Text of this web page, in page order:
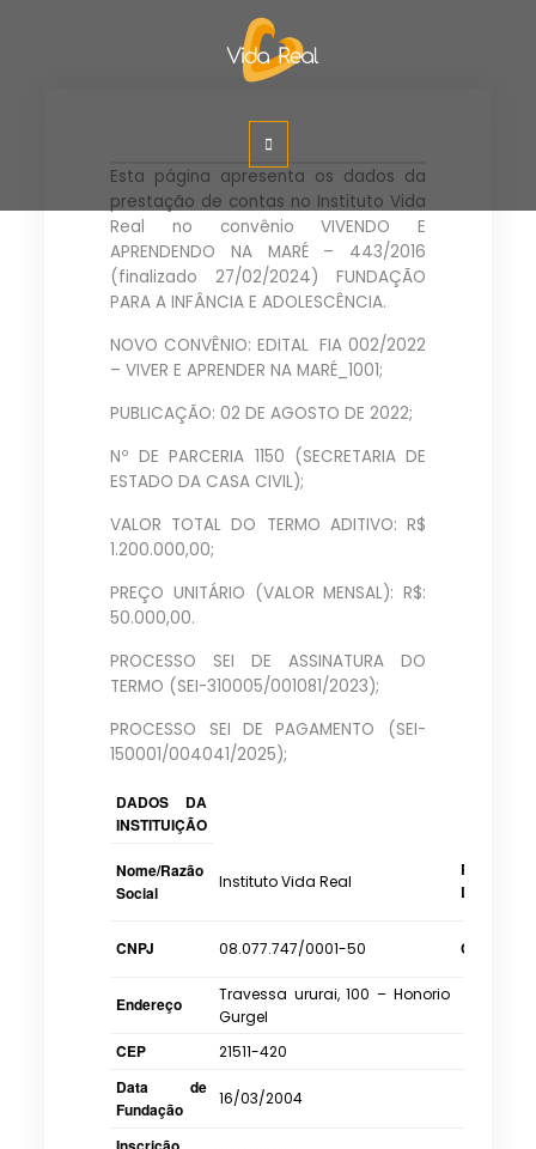
Instituto Vida Real
Esta página apresenta os dados da
prestação de contas no Instituto Vida
Real no convênio VIVENDO E
APRENDENDO NA MARÉ – 443/2016
(finalizado 27/02/2024) FUNDAÇÃO
PARA A INFÂNCIA E ADOLESCÊNCIA.
NOVO CONVÊNIO: EDITAL FIA 002/2022
– VIVER E APRENDER NA MARÉ_1001;
PUBLICAÇÃO: 02 DE AGOSTO DE 2022;
Nº DE PARCERIA 1150 (SECRETARIA DE
ESTADO DA CASA CIVIL);
VALOR TOTAL DO TERMO ADITIVO: R$
1.200.000,00;
PREÇO UNITÁRIO (VALOR MENSAL): R$:
50.000,00.
PROCESSO SEI DE ASSINATURA DO
TERMO (SEI-310005/001081/2023);
PROCESSO SEI DE PAGAMENTO (SEI-
150001/004041/2025);
DADOS DA
INSTITUIÇÃO
Nome/Razão
Social
Instituto Vida Real
Legal
CNPJ 08.077.747/0001-50 CPF
Endereço
Travessa ururai, 100 – Honorio
Gurgel
CEP 21511-420
Data de
Fundação
16/03/2004